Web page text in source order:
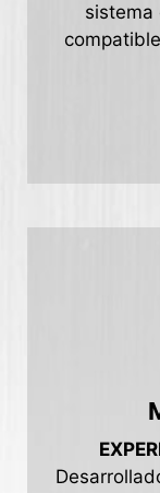
sistema